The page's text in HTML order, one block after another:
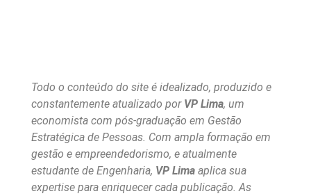
Todo o conteúdo do site é idealizado, produzido e
constantemente atualizado por VP Lima, um
economista com pós-graduação em Gestão
Estratégica de Pessoas. Com ampla formação em
gestão e empreendedorismo, e atualmente
estudante de Engenharia, VP Lima aplica sua
expertise para enriquecer cada publicação. As